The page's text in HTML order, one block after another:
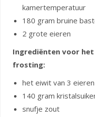
kamertemperatuur
180 gram bruine
2 grote eieren
Ingrediënten voor het
frosting:
het eiwit van 3 eieren
140 gram
snufje zout